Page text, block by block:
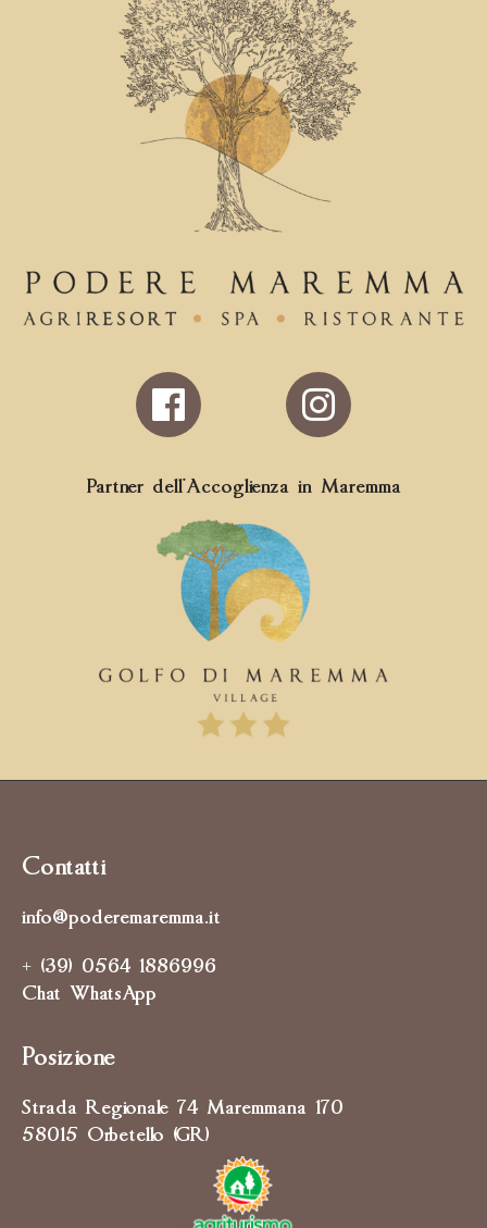
Follow
us
Partner dell'Accoglienza in Maremma
Contatti
info@poderemaremma.it
+ (39) 0564 1886996
Chat WhatsApp
Posizione
Strada Regionale 74 Maremmana 170
58015 Orbetello (GR)